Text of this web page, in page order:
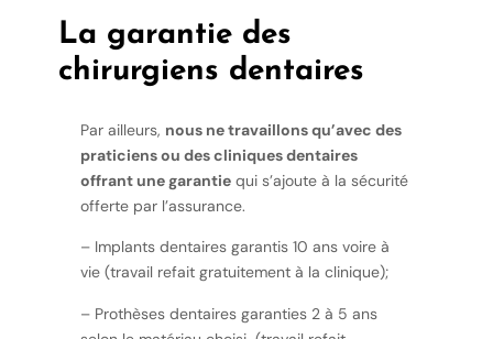
La garantie des
chirurgiens dentaires
Par ailleurs, nous ne travaillons qu’avec des
praticiens ou des cliniques dentaires
offrant une garantiequi s’ajoute à la sécurité
offerte par l’assurance.
– Implants dentaires garantis 10 ans voire à
vie (travail refait gratuitement à la clinique);
– Prothèses dentaires garanties 2 à 5 ans